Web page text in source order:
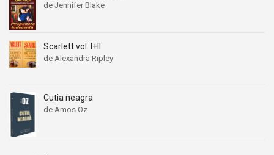
de Jennifer Blake
Scarlett vol. I+II
de Alexandra Ripley
Cutia neagra
de Amos Oz